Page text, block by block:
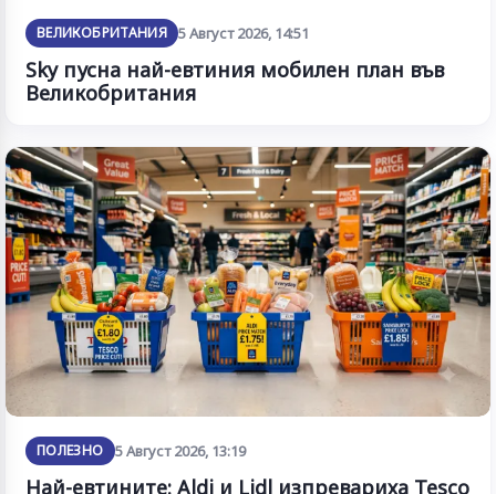
ВЕЛИКОБРИТАНИЯ 5 Август 2026, 14:51
Sky пусна най-евтиния мобилен план във
Великобритания
ПОЛЕЗНО 5 Август 2026, 13:19
Най-евтините: Aldi и Lidl изпревариха Tesco